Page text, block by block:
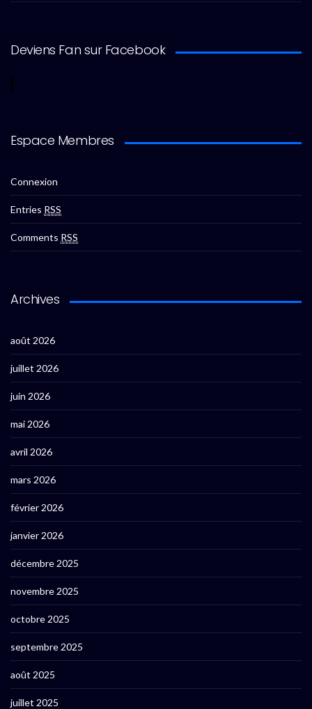
Deviens Fan sur Facebook
Espace Membres
Connexion
Entries RSS
Comments RSS
Archives
août 2026
juillet 2026
juin 2026
mai 2026
avril 2026
mars 2026
février 2026
janvier 2026
décembre 2025
novembre 2025
octobre 2025
septembre 2025
août 2025
juillet 2025